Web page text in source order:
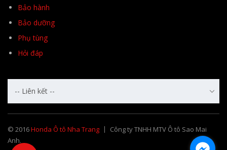
Bảo hành
Bảo dưỡng
Phụ tùng
Hỏi đáp
-- Liên kết --
© 2016Honda Ô tô Nha Trang
Công ty TNHH MTV Ô tô Sao Mai
Anh.